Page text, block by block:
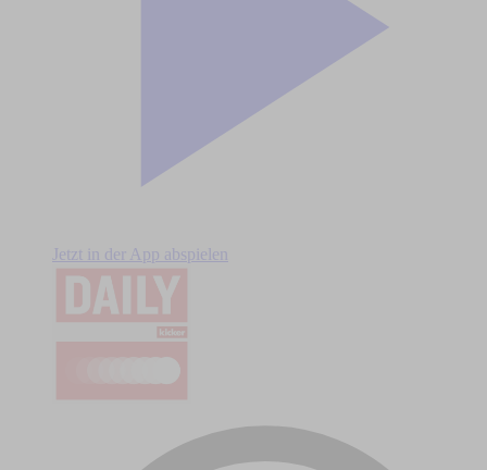
Jetzt in der App abspielen